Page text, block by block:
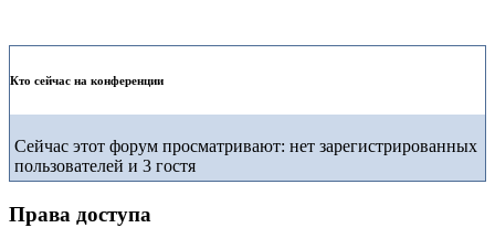
Кто сейчас на конференции
Сейчас этот форум просматривают: нет зарегистрированных
пользователей и 3 гостя
Права доступа